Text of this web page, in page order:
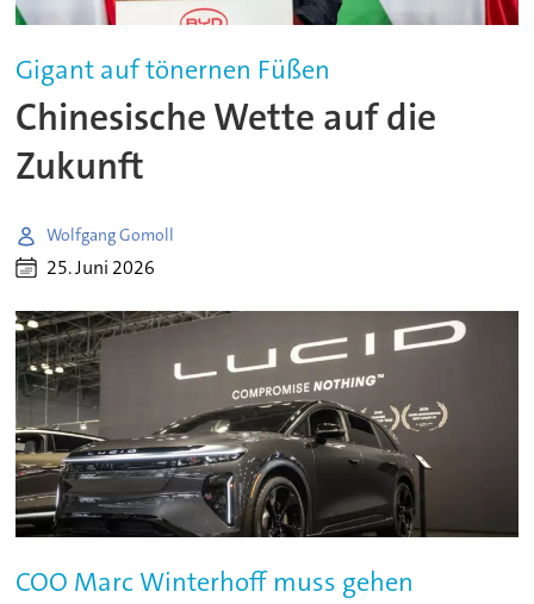
Gigant auf tönernen Füßen
Chinesische Wette auf die
Zukunft
Wolfgang Gomoll
25. Juni 2026
COO Marc Winterhoff muss gehen